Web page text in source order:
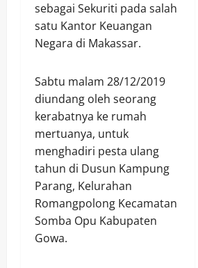
sebagai Sekuriti pada salah
satu Kantor Keuangan
Negara di Makassar.
Sabtu malam 28/12/2019
diundang oleh seorang
kerabatnya ke rumah
mertuanya, untuk
menghadiri pesta ulang
tahun di Dusun Kampung
Parang, Kelurahan
Romangpolong Kecamatan
Somba Opu Kabupaten
Gowa.